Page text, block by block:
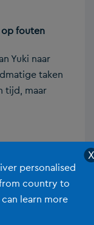
op fouten
Yuki naar
taken
tijd, maar
je
met real-
voorzie
X
personalised
country to
learn more